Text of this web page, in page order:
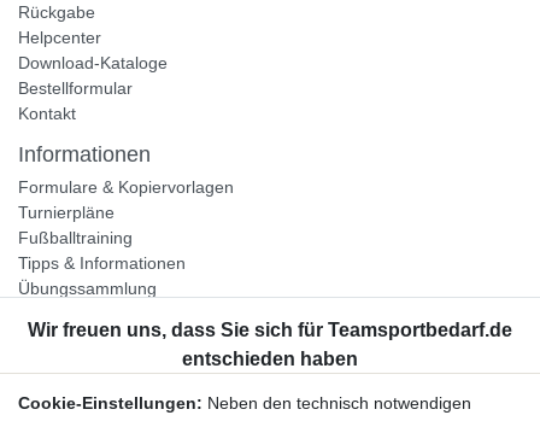
Rückgabe
Helpcenter
Download-Kataloge
Bestellformular
Kontakt
Informationen
Formulare & Kopiervorlagen
Turnierpläne
Fußballtraining
Tipps & Informationen
Übungssammlung
Unternehmen
Widerrufsrecht
Cookie-Einstellungen: Neben den technisch notwendigen